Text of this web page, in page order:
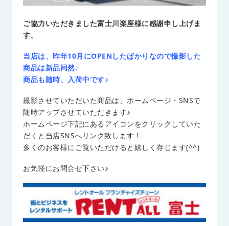
ご協力いただきました富士川楽座様に感謝申し上げま
す。
当店は、昨年10月にOPENしたばかりなので撮影した
商品は新品同然♪
商品も随時、入荷中です♪
撮影させていただいた商品は、ホームページ・SNSで
随時アップさせていただきます♪
ホームページ下記にあるアイコンをクリックしていた
だくと当店SNSへリンク致します！
多くのお客様にご覧いただけると嬉しく存じます(^^)
お気軽にお問合せ下さい♪